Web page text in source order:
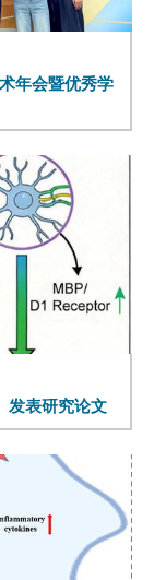
年会暨优秀学
发表研究论文